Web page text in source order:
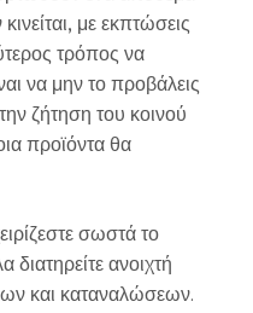
με εκπτώσεις
τρόπος να
να μην το προβάλεις
ζήτηση του κοινού
προϊόντα θα
σωστά το
ανοιχτή
και καταναλώσεων.